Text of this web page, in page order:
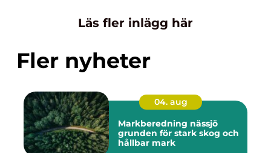
Läs fler inlägg här
Fler nyheter
04. aug
Markberedning nässjö
grunden för stark skog och
hållbar mark